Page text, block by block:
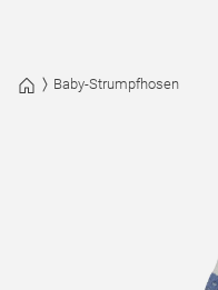
Baby-Strumpfhosen